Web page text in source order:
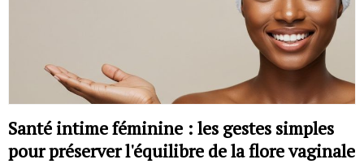
Santé intime féminine : les gestes simples
pour préserver l'équilibre de la flore vaginale